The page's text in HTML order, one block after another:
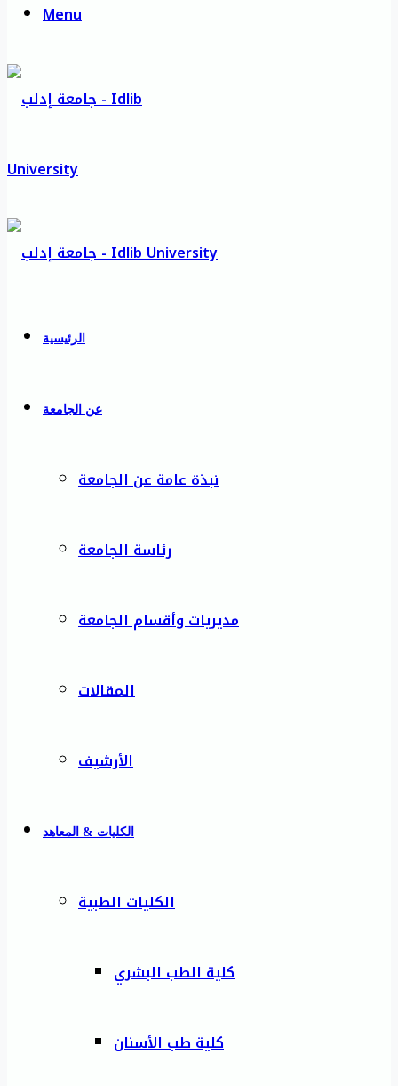
Menu
الرئيسية
عن الجامعة
نبذة عامة عن الجامعة
رئاسة الجامعة
مديريات وأقسام الجامعة
المقالات
الأرشيف
الكليات & المعاهد
الكليات الطبية
كلية الطب البشري
كلية طب الأسنان